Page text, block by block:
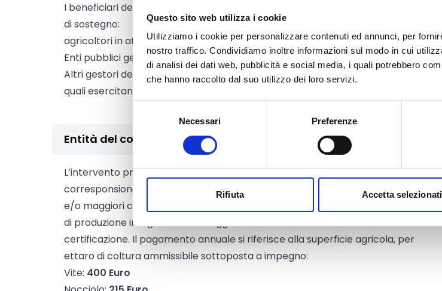
Questo sito web utilizza i cookie
Utilizziamo i cookie per personalizzare contenuti ed annunci, per
nostro traffico. Condividiamo inoltre informazioni sul modo in cui
di analisi dei dati web, pubblicità e social media, i quali potrebbero
che hanno raccolto dal suo utilizzo dei loro servizi.
consenso
Necessari Preferenze
Rifiuta Accetta selezionati
I beneficiari devono essere al momento della presentazione della domanda
di sostegno:
agricoltori in attività singoli o associati
Enti pubblici gestori di aziende agricole
Altri gestori del territorio, limitatamente ai terreni gestiti direttamente e sui
quali esercitano attività agricola.
Entità del contributo
L’intervento prevede a fronte dell’impegno assunto dal beneficiario, la
corresponsione di aiuti, calcolati mediante la compensazione dei minori ricavi
e/o maggiori costi dei processi produttivi derivanti dall’adozione del metodo
di produzione integrata. Tra i maggiori costi si considera anche il costo della
certificazione. Il pagamento annuale si riferisce alla superficie agricola, per
ettaro di coltura ammissibile sottoposta a impegno:
Vite: 400 Euro